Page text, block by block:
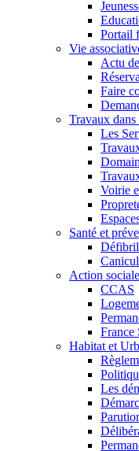
Portail
Vie
Actu
Faire
Travaux
Les
Voirie
Santé et
Action sociale
CCAS
France
Habitat et
Les